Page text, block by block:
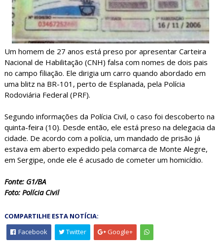
Um homem de 27 anos está preso por apresentar Carteira
Nacional de Habilitação (CNH) falsa com nomes de dois pais
no campo filiação. Ele dirigia um carro quando abordado em
uma blitz na BR-101, perto de Esplanada, pela Polícia
Rodoviária Federal (PRF).
Segundo informações da Polícia Civil, o caso foi descoberto na
quinta-feira (10). Desde então, ele está preso na delegacia da
cidade. De acordo com a polícia, um mandado de prisão já
estava em aberto expedido pela comarca de Monte Alegre,
em Sergipe, onde ele é acusado de cometer um homicídio.
Fonte: G1/BA
Foto: Polícia Civil
COMPARTILHE ESTA NOTÍCIA:
Facebook
Twitter Google+